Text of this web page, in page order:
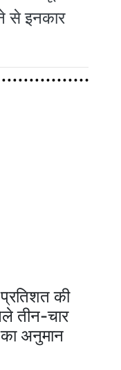
से इनकार
की
तीन-चार
का अनुमान